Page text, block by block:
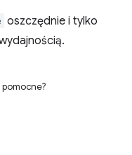
oszczędnie i tylko